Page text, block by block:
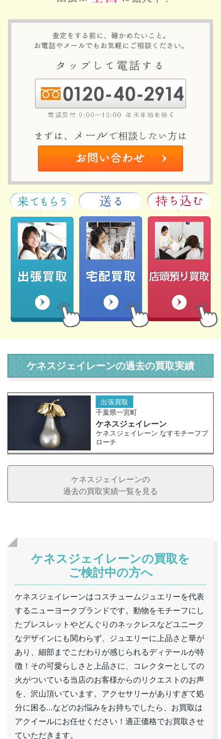
ケネスジェイレーンの過去の買取実績
出張買取
千葉県一宮町
ケネスジェイレーン
ケネスジェイレーン なすモチーフブ
ローチ
ケネスジェイレーンの
過去の買取実績一覧を見る
ケネスジェイレーンの買取を
ご検討中の方へ
ケネスジェイレーンはコスチュームジュエリーを代表
するニューヨークブランドです。動物をモチーフにし
たブレスレットやどんぐりのネックレスなどユニーク
なデザインにも関わらず、ジュエリーに上品さと華が
あり、細部までこだわりが感じられるディテールが特
徴！その可愛らしさと上品さに、コレクターとしての
火がついている当店のお客様からのリクエストのお声
を、沢山頂いています。アクセサリーがありすぎて処
分に困る…などのお悩みをお持ちでしたら、お買取は
アクイールにお任せください！適正価格でお買取させ
ていただきます。